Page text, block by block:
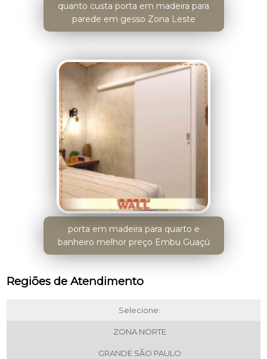
quanto custa porta em madeira para
parede em gesso Zona Leste
porta em madeira para quarto e
banheiro melhor preço Embu Guaçú
Regiões de Atendimento
Selecione:
ZONA NORTE
GRANDE SÃO PAULO